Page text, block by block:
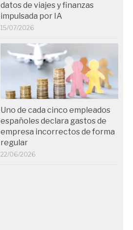
datos de viajes y finanzas
impulsada por IA
15/07/2026
Uno de cada cinco empleados
españoles declara gastos de
empresa incorrectos de forma
regular
22/06/2026